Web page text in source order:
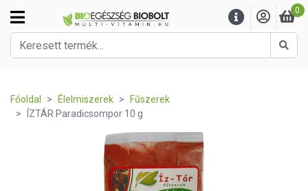
0
Főoldal Élelmiszerek
Fűszerek
ÍZTÁR Paradicsompor 10 g